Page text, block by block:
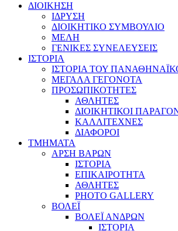
ΔΙΟΙΚΗΣΗ
ΙΔΡΥΣΗ
ΔΙΟΙΚΗΤΙΚΟ ΣΥΜΒΟΥΛΙΟ
ΜΕΛΗ
ΓΕΝΙΚΕΣ ΣΥΝΕΛΕΥΣΕΙΣ
ΙΣΤΟΡΙΑ
ΙΣΤΟΡΙΑ ΤΟΥ
ΜΕΓΑΛΑ ΓΕΓΟΝΟΤΑ
ΠΡΟΣΩΠΙΚΟΤΗΤΕΣ
ΑΘΛΗΤΕΣ
ΔΙΟΙΚΗΤΙΚΟΙ
ΚΑΛΛΙΤΕΧΝΕΣ
ΔΙΑΦΟΡΟΙ
ΤΜΗΜΑΤΑ
ΑΡΣΗ ΒΑΡΩΝ
ΙΣΤΟΡΙΑ
ΕΠΙΚΑΙΡΟΤΗΤΑ
ΑΘΛΗΤΕΣ
PHOTO GALLERY
ΒΟΛΕΪ
ΒΟΛΕΪ ΑΝΔΡΩΝ
ΙΣΤΟΡΙΑ